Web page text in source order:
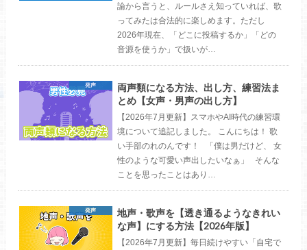
論から言うと、ルールさえ知っていれば、歌
ってみたは合法的に楽しめます。ただし
2026年現在、「どこに投稿するか」「どの
音源を使うか」で扱いが…
発声
両声類になる方法、出し方、練習法ま
とめ【女声・男声の出し方】
【2026年7月更新】スマホやAI時代の練習環
境について追記しました。 こんにちは！ 歌
い手部のれのんです！ 「僕は男だけど、 女
性のような可愛い声出したいなぁ」 そんな
ことを思ったことはあり…
発声
地声・歌声を【透き通るようなきれい
な声】にする方法【2026年版】
【2026年7月更新】毎日続けやすい「自宅で